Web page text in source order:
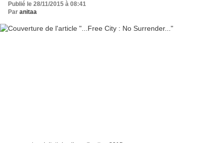
Publié le 28/11/2015 à 08:41
Par anitaa